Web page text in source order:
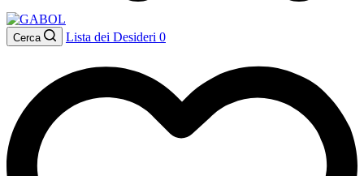
Cerca Lista dei Desideri 0